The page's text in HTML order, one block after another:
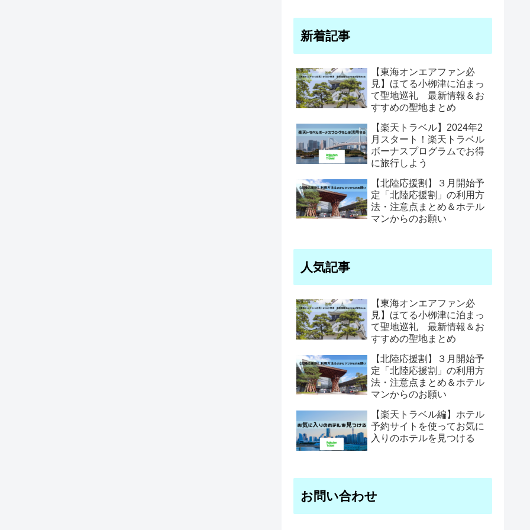
新着記事
【東海オンエアファン必
見】ほてる小栁津に泊まっ
て聖地巡礼 最新情報＆お
すすめの聖地まとめ
【楽天トラベル】2024年2
月スタート！楽天トラベル
ボーナスプログラムでお得
に旅行しよう
【北陸応援割】３月開始予
定「北陸応援割」の利用方
法・注意点まとめ＆ホテル
マンからのお願い
人気記事
【東海オンエアファン必
見】ほてる小栁津に泊まっ
て聖地巡礼 最新情報＆お
すすめの聖地まとめ
【北陸応援割】３月開始予
定「北陸応援割」の利用方
法・注意点まとめ＆ホテル
マンからのお願い
【楽天トラベル編】ホテル
予約サイトを使ってお気に
入りのホテルを見つける
お問い合わせ